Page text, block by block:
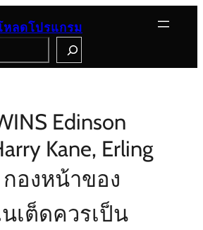
หลดโปรแกรม
Edinson
Kane, Erling
กองหน้าของ
เต็ดควรเป็น